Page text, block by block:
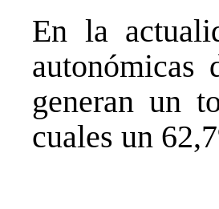
En la
autonómicas
generan un
cuales un